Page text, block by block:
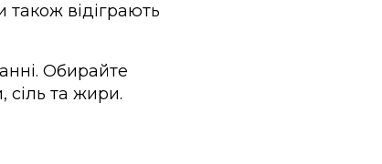
також відіграють
Обирайте
сіль та жири.